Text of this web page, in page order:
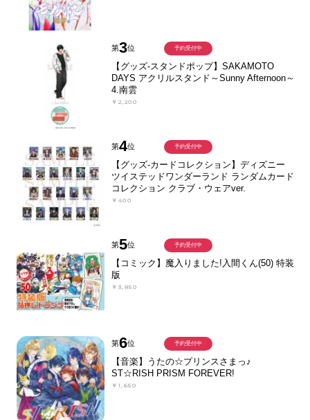
第3位
【グッズ-スタンドポップ】SAKAMOTO
DAYS アクリルスタンド～Sunny Afternoon～
4.南雲
￥2,200
予約受付中
第4位
【グッズ-カードコレクション】ディズニー
ツイステッドワンダーランド ランダムカード
コレクション クラブ・ウェアver.
￥400
予約受付中
第5位
【コミック】魔入りました!入間くん(50) 特装
版
￥3,850
予約受付中
第6位
【音楽】うたの☆プリンスさまっ♪
ST☆RISH PRISM FOREVER!
￥1,650
予約受付中